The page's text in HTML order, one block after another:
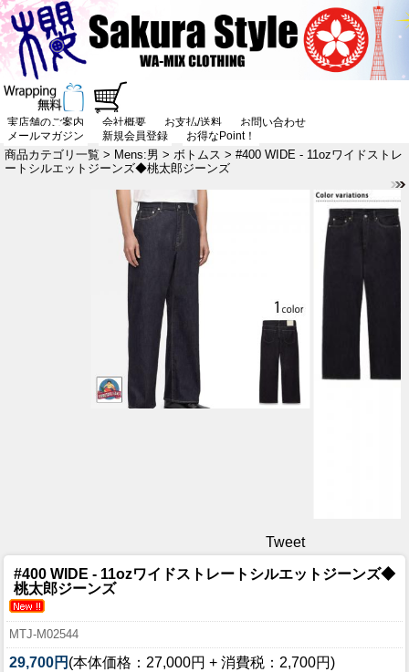
実店舗のご案内 会社概要 お支払/送料
お問い合わせ
メールマガジン
新規会員登録 お得なPoint！
商品カテゴリ一覧 > Mens:男 > ボトムス > #400 WIDE - 11ozワイドストレ
ートシルエットジーンズ◆桃太郎ジーンズ
Tweet
#400 WIDE - 11ozワイドストレートシルエットジーンズ◆
桃太郎ジーンズ
MTJ-M02544
29,700円 (本体価格：27,000円 + 消費税：2,700円)